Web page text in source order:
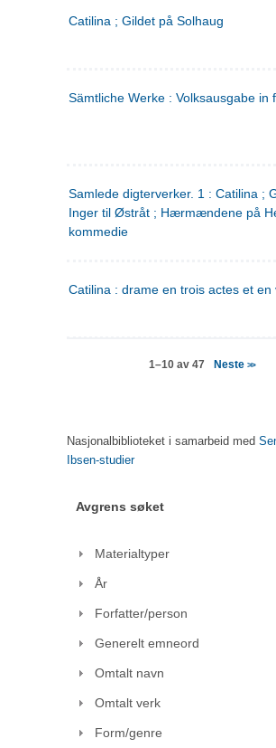
Catilina ; Gildet på Solhaug
Sämtliche Werke : Volksausgabe in
Samlede digterverker. 1 : Catilina ;
Inger til Østråt ; Hærmændene på
kommedie
Catilina : drame en trois actes et en
1–10 av 47 Neste>>
Nasjonalbiblioteket i samarbeid med
Ibsen-studier
Avgrens søket
Materialtyper
År
Forfatter/person
Generelt emneord
Omtalt navn
Omtalt verk
Form/genre